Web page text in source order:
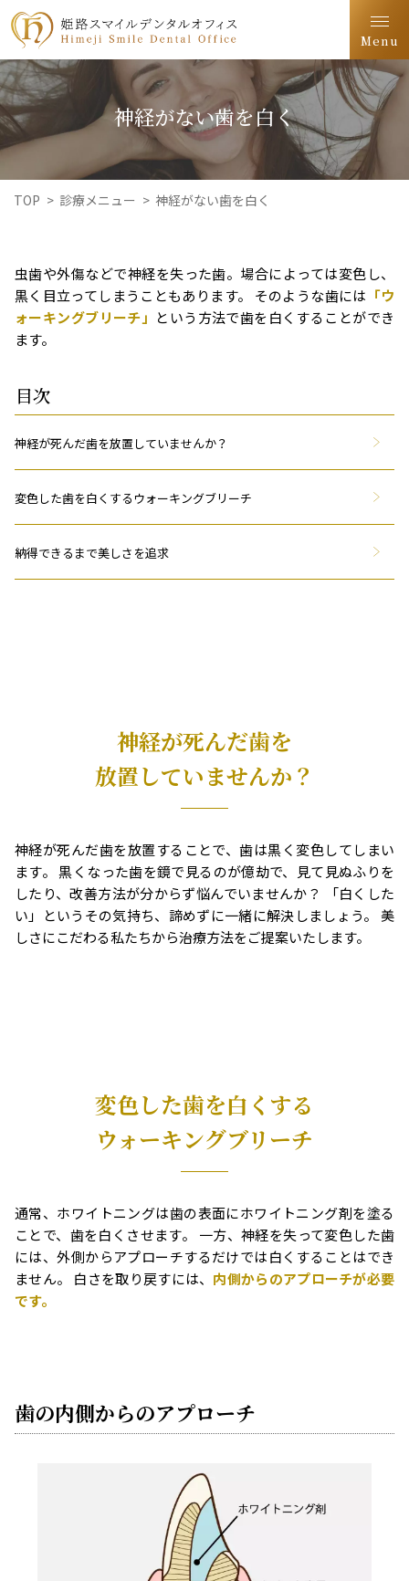
Menu
神経がない歯を白く
TOP > 診療メニュー > 神経がない歯を白く
虫歯や外傷などで神経を失った歯。場合によっては変色し、
黒く目立ってしまうこともあります。 そのような歯には 「ウ
ォーキングブリーチ」 という方法で歯を白くすることができ
ます。
目次
神経が死んだ歯を放置していませんか？
変色した歯を白くする ウォーキングブリーチ
納得できるまで美しさを追求
神経が死んだ歯を
放置していませんか？
神経が死んだ歯を放置することで、歯は黒く変色してしまい
ます。 黒くなった歯を鏡で見るのが億劫で、見て見ぬふりを
したり、改善方法が分からず悩んでいませんか？ 「白くした
い」というその気持ち、諦めずに一緒に解決しましょう。 美
しさにこだわる私たちから治療方法をご提案いたします。
変色した歯を白くする
ウォーキングブリーチ
通常、ホワイトニングは歯の表面にホワイトニング剤を塗る
ことで、歯を白くさせます。 一方、神経を失って変色した歯
には、外側からアプローチするだけでは白くすることはでき
ません。 白さを取り戻すには、 内側からのアプローチが必要
です。
歯の内側からのアプローチ